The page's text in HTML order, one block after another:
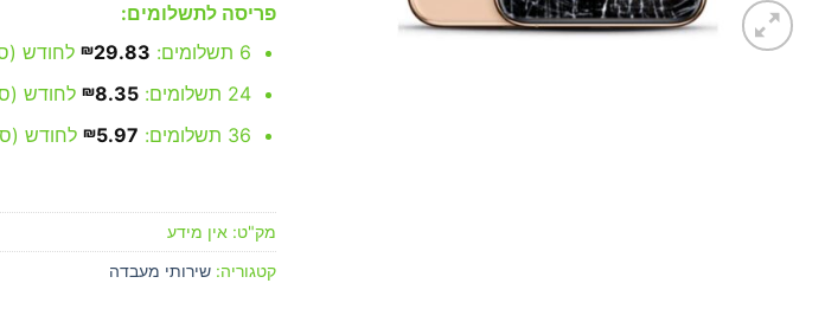
פריסה לתשלומים:
6 תשלומים:
₪29.83 לחודש
24 תשלומים:
₪8.35 לחודש
36 תשלומים:
₪5.97 לחודש
מק"ט: אין מידע
קטגוריה: שירותי מעבדה